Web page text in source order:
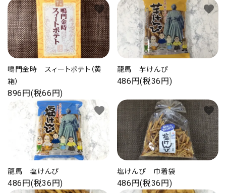
鳴門金時 スィートポテト（黄
箱）
896円(税66円)
favorite
龍馬 芋けんぴ
486円(税36円)
favorite
龍馬 塩けんぴ
486円(税36円)
favorite
塩けんぴ 巾着袋
486円(税36円)
favorite